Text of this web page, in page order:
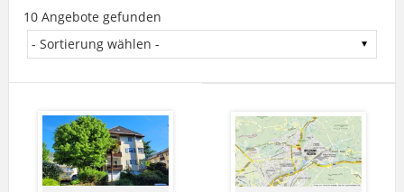
10 Angebote gefunden